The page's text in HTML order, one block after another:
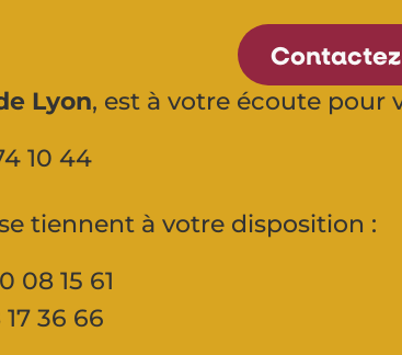
Lyon, est à votre écoute pour
10 44
tiennent à votre disposition :
08 15 61
36 66